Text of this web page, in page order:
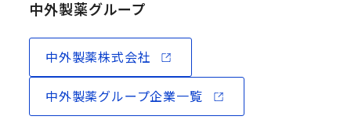
中外製薬グループ
中外製薬株式会社
中外製薬グループ企業一覧